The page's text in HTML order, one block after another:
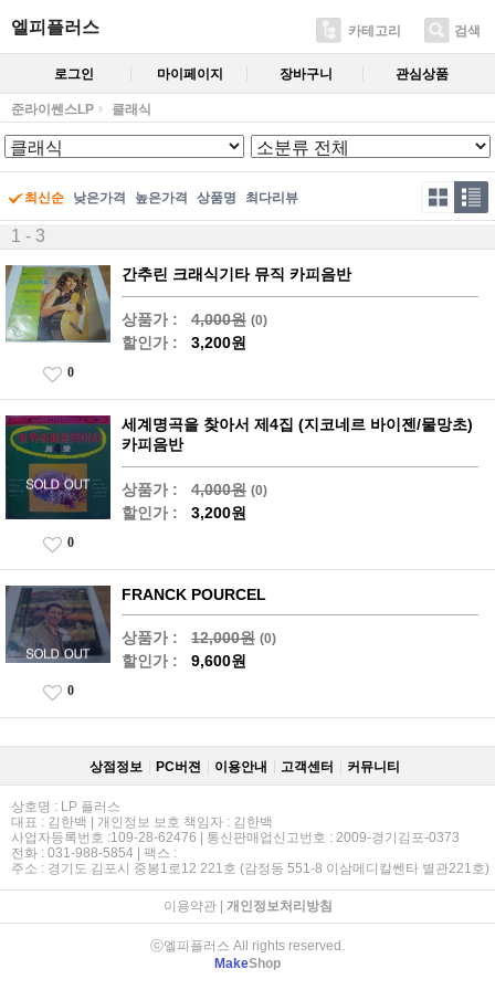
엘피플러스 카테고리 검색
로그인 마이페이지 장바구니 관심상품
준라이쎈스LP 클래식
최신순 낮은가격 높은가격 상품명 최다리뷰
1 - 3
간추린 크래식기타 뮤직 카피음반
상품가 : 4,000원 (0)
할인가 : 3,200원
0
세계명곡을 찾아서 제4집 (지코네르 바이젠/물망초)
카피음반
상품가 : 4,000원 (0)
할인가 : 3,200원
0
FRANCK POURCEL
상품가 : 12,000원 (0)
할인가 : 9,600원
0
상점정보 PC버젼 이용안내 고객센터 커뮤니티
상호명 : LP 플러스
대표 : 김한백 | 개인정보 보호 책임자 : 김한백
사업자등록번호 :109-28-62476 | 통신판매업신고번호 : 2009-경기김포-0373
전화 : 031-988-5854 | 팩스 :
주소 : 경기도 김포시 중봉1로12 221호 (감정동 551-8 이삼메디칼쎈타 별관221호)
이용약관| 개인정보처리방침
ⓒ엘피플러스 All rights reserved.
MakeShop